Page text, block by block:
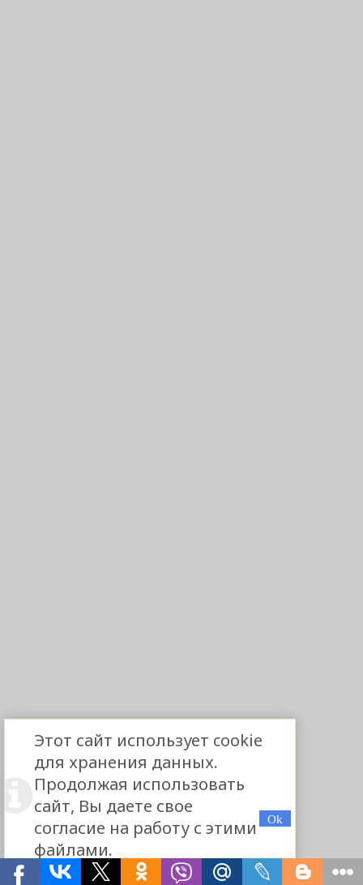
Этот сайт использует cookie
для хранения данных.
Продолжая использовать
сайт, Вы даете свое
согласие на работу с этими
файлами.